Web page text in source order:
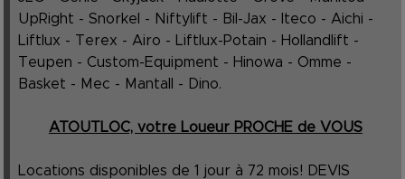
UpRight - Snorkel - Niftylift - Bil-Jax - Iteco - Aichi -
Liftlux - Terex - Airo - Liftlux-Potain - Hollandlift -
Teupen - Custom-Equipment - Hinowa - Omme -
Basket - Mec - Mantall - Dino.
ATOUTLOC, votre Loueur PROCHE de VOUS
Locations disponibles de 1 jour à 72 mois! DEVIS